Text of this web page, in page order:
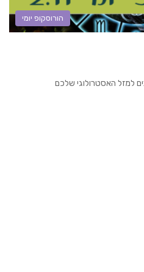
הורוסקופ יומי
למזל האסטרולוגי שלכם